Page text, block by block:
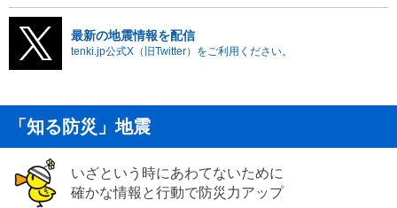
最新の地震情報を配信
tenki.jp公式X（旧Twitter）をご利用ください。
「知る防災」地震
いざという時にあわてないために
確かな情報と行動で防災力アップ